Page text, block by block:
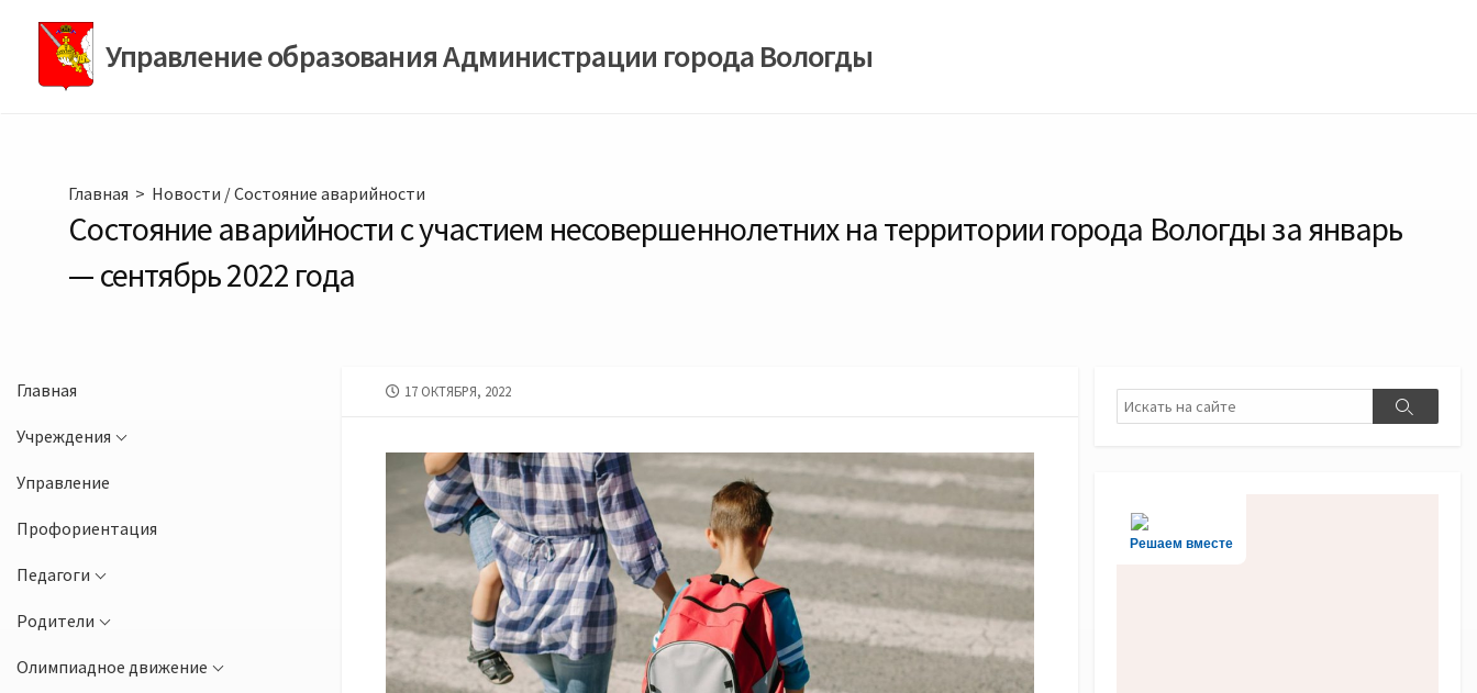
содержимомуУправление образования Администрации города Вологды
Главная > Новости /Состояние аварийности
Состояние аварийности с участием несовершеннолетних на территории города Вологды за январь
— сентябрь 2022 года
Главная
Учреждения
Управление
Профориентация
Педагоги
Родители
Олимпиадное движение
ДАТА
17 ОКТЯБРЯ, 2022
Поиск
Поиск
Решаем вместе